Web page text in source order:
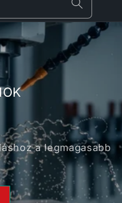
a legmagasabb